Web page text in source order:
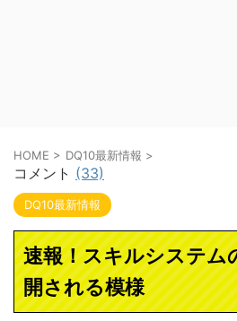
HOME > DQ10最新情報 >
コメント (33)
DQ10最新情報
速報！スキルシステム
開される模様